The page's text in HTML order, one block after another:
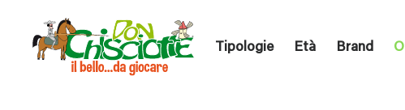
Tipologie Età Brand